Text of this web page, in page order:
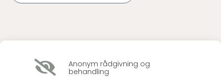

Anonym rådgivning og
behandling